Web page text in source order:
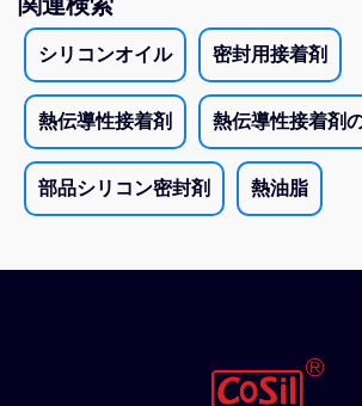
シリコンオイル 密封用接着剤
熱伝導性接着剤 熱伝導性接着剤
部品シリコン密封剤 熱油脂